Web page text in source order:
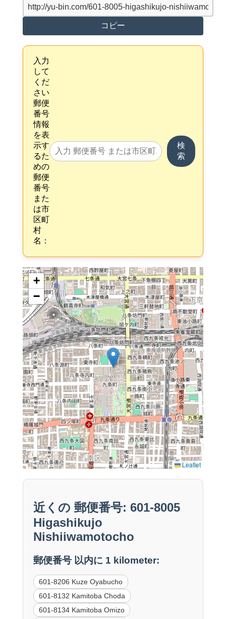
コピー
入力
して
くだ
さい
郵便
番号
情報
を表
示す
るた
めの
郵便
番号
また
は市
区町
村
名：
検
索
+
−
Leaflet
近くの 郵便番号: 601-8005
Higashikujo
Nishiiwamotocho
郵便番号 以内に 1 kilometer:
601-8206 Kuze Oyabucho
601-8132 Kamitoba Choda
601-8134 Kamitoba Omizo